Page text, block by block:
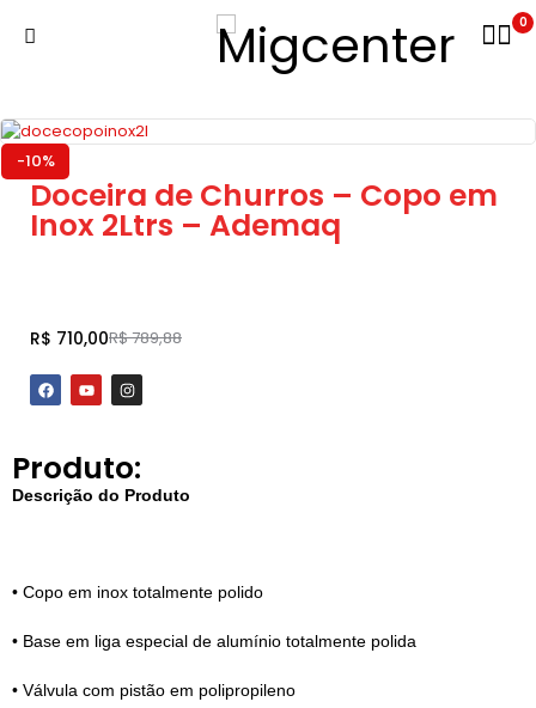
0
-10%
Doceira de Churros – Copo em
Inox 2Ltrs – Ademaq
R$789,88
R$ 710,00
Produto:
Descrição do Produto
• Copo em inox totalmente polido
• Base em liga especial de alumínio totalmente polida
• Válvula com pistão em polipropileno